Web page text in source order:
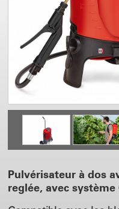
Pulvérisateur à dos
reglée, avec système